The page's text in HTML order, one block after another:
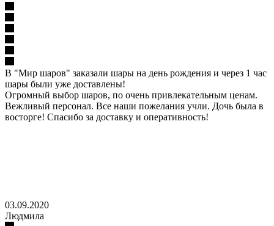
В "Мир шаров" заказали шары на день рождения и через 1 час
шары были уже доставлены!
Огромный выбор шаров, по очень привлекательным ценам.
Вежливый персонал. Все наши пожелания учли. Дочь была в
восторге! Спасибо за доставку и оперативность!
03.09.2020
Людмила